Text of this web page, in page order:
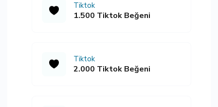
Tiktok
1.500 Tiktok Beğeni
Tiktok
2.000 Tiktok Beğeni